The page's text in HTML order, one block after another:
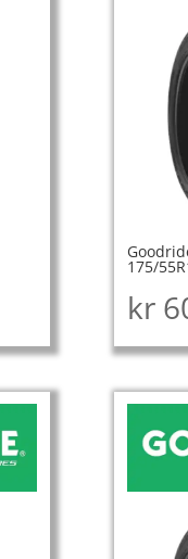
175/
kr